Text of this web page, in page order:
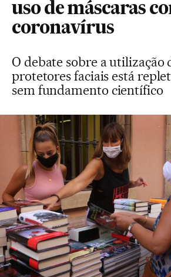
uso de máscaras
coronavírus
O debate sobre a utilização
protetores faciais está
sem fundamento científico